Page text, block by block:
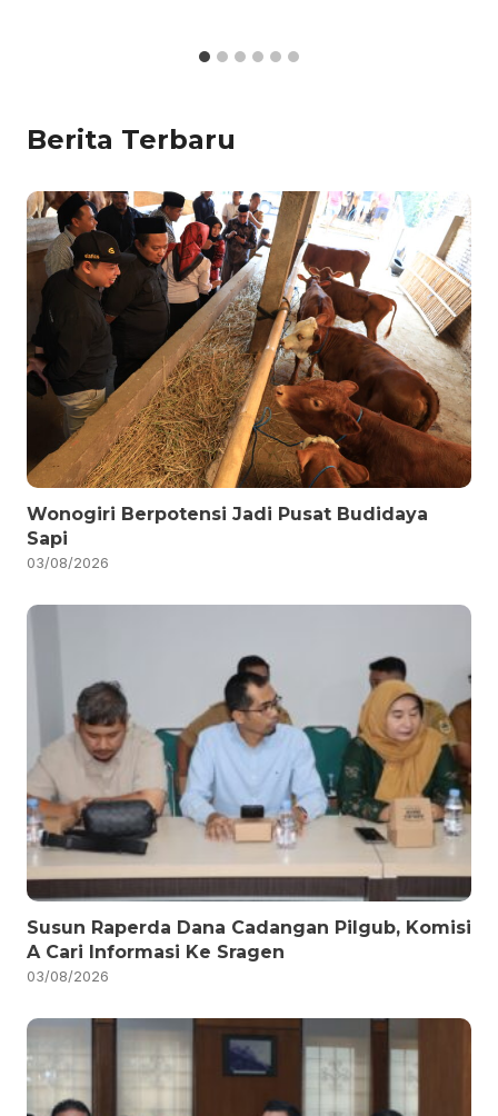
Berita Terbaru
Wonogiri Berpotensi Jadi Pusat Budidaya
Sapi
03/08/2026
Susun Raperda Dana Cadangan Pilgub, Komisi
A Cari Informasi Ke Sragen
03/08/2026